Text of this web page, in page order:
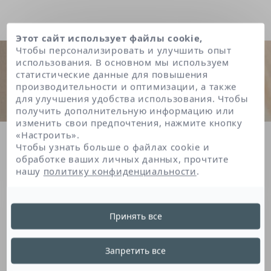
Главная Coco-glucoside
Coco-Glucoside
Это производное сахара и жирного спирта
является очищающим средством, оно
Этот сайт использует файлы cookie,
Чтобы персонализировать и улучшить опыт
использования. В основном мы используем
статистические данные для повышения
производительности и оптимизации, а также
для улучшения удобства использования. Чтобы
получить дополнительную информацию или
изменить свои предпочтения, нажмите кнопку
«Настроить».
Чтобы узнать больше о файлах cookie и
обработке ваших личных данных, прочтите
нашу политику конфиденциальности.
Запретить все
Принять все